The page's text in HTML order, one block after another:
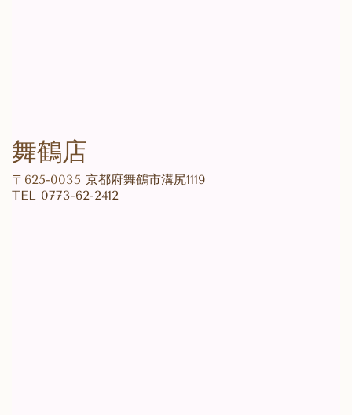
舞鶴店
〒625-0035 京都府舞鶴市溝尻1119
TEL 0773-62-2412